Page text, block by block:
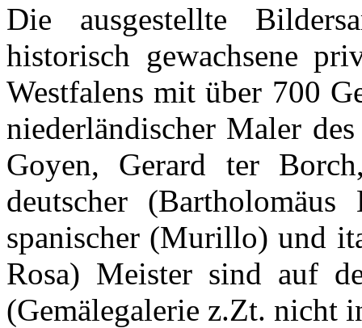
Die ausgestellte
historisch gewachsene
Westfalens mit über 700
niederländischer Maler
Goyen, Gerard ter
deutscher
spanischer (Murillo) und
Rosa) Meister sind auf
(Gemälegalerie z.Zt. nicht